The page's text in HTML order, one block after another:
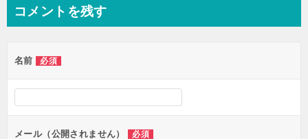
ビ
ー
シ
ン
コメントを残す
名前 必須
メール（公開されません） 必須